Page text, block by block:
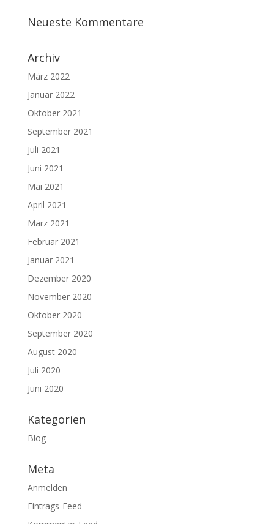
Neueste Kommentare
Archiv
März 2022
Januar 2022
Oktober 2021
September 2021
Juli 2021
Juni 2021
Mai 2021
April 2021
März 2021
Februar 2021
Januar 2021
Dezember 2020
November 2020
Oktober 2020
September 2020
August 2020
Juli 2020
Juni 2020
Kategorien
Blog
Meta
Anmelden
Eintrags-Feed